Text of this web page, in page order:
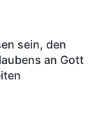
sein, den
an Gott